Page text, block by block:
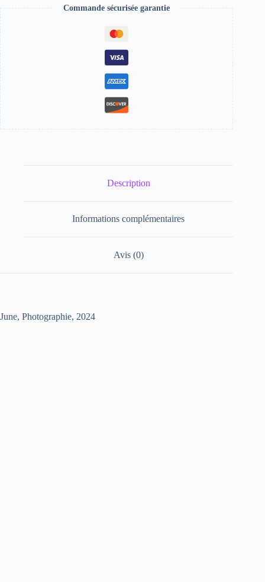
Commande sécurisée garantie
Description
Informations complémentaires
Avis (0)
June, Photographie, 2024